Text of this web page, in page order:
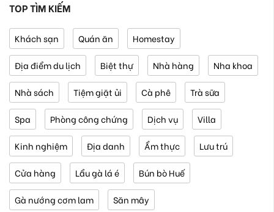
TOP TÌM KIẾM
Khách sạn Quán ăn Homestay
Địa điểm du lịch Biệt thự Nhà hàng Nha khoa
Nhà sách Tiệm giặt ủi Cà phê Trà sữa
Spa Phòng công chứng Dịch vụ Villa
Kinh nghiệm Địa danh Ẩm thực Lưu trú
Cửa hàng Lẩu gà lá é Bún bò Huế
Gà nướng cơm lam Săn mây